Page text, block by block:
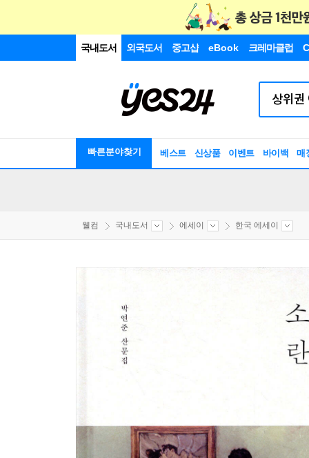
국내도서 외국도서 중고샵 eBook 크레마클럽
빠른분야찾기 베스트 신상품 이벤트 바이백 매
웰컴 국내도서 에세이 한국 에세이